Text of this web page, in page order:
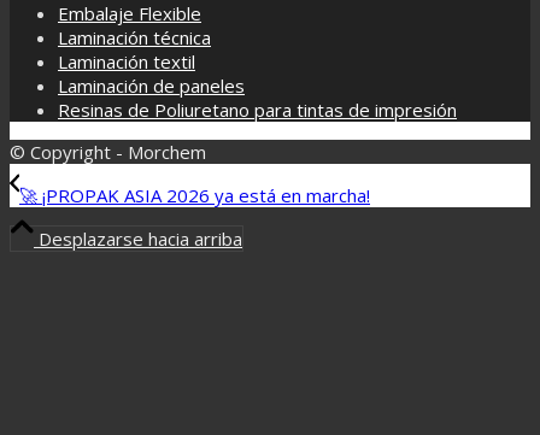
Embalaje Flexible
Laminación técnica
Laminación textil
Laminación de paneles
Resinas de Poliuretano para tintas de impresión
© Copyright - Morchem
🚀 ¡PROPAK ASIA 2026 ya está en marcha!
Desplazarse hacia arriba